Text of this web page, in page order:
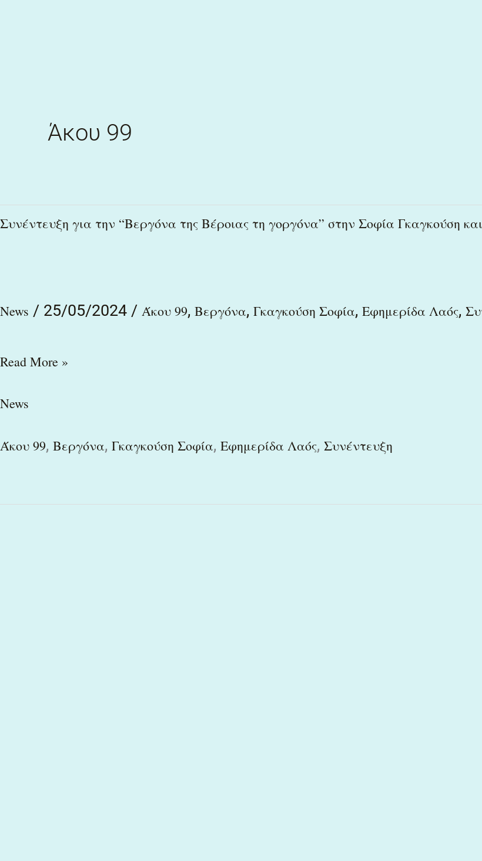
Άκου 99
Συνέντευξη για την “Βεργόνα της Βέροιας τη γοργόνα” στην Σοφία Γκαγκούση
News / 25/05/2024 / Άκου 99, Βεργόνα, Γκαγκούση Σοφία, Εφημερίδα Λαός,
Συνέντευξη
της
τη
στην
Γκαγκούση
Read More »
News
Άκου 99, Βεργόνα, Γκαγκούση Σοφία, Εφημερίδα Λαός, Συνέντευξη